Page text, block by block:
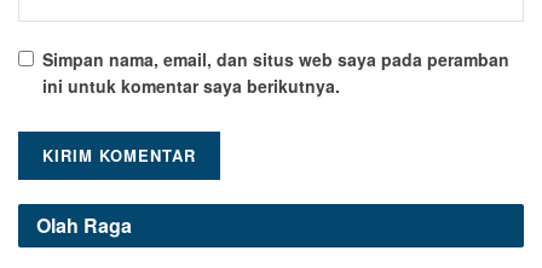
Simpan nama, email, dan situs web saya pada peramban
ini untuk komentar saya berikutnya.
Olah Raga